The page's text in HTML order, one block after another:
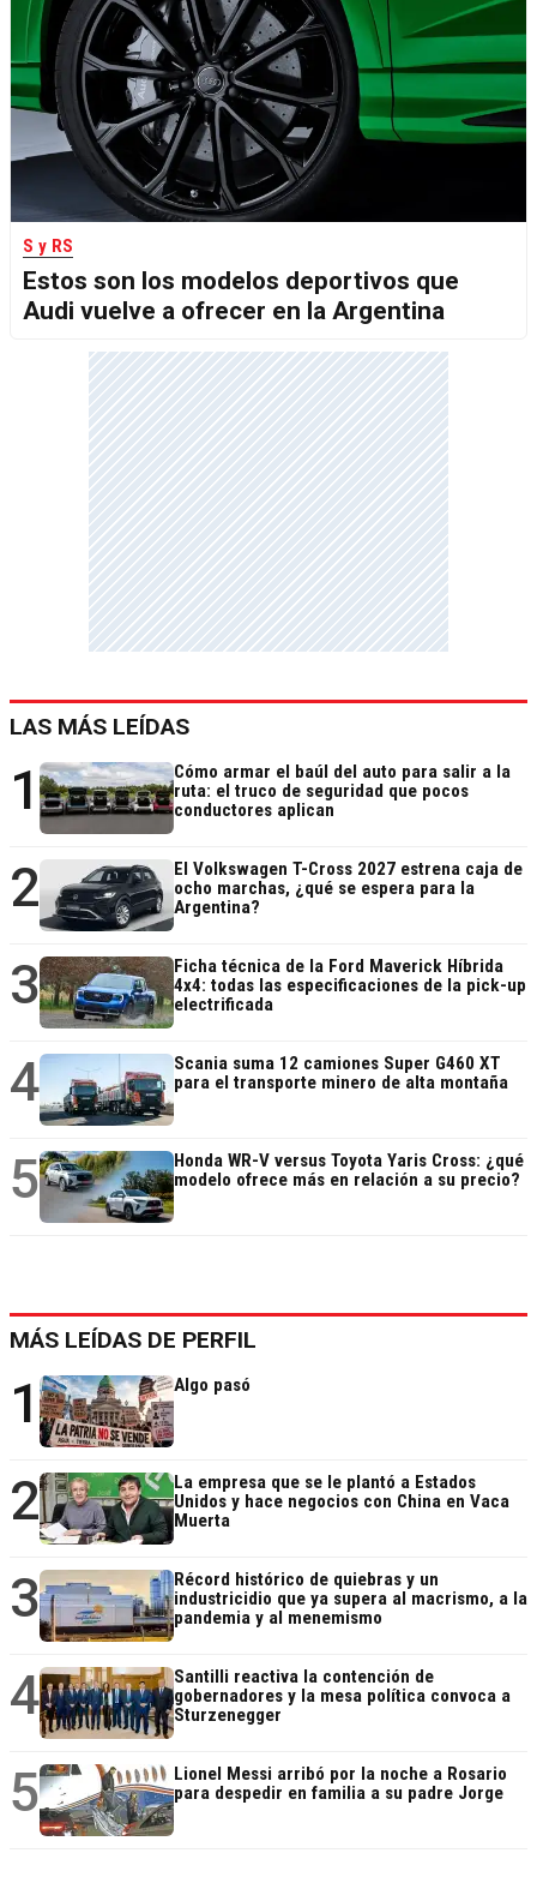
S y RS
Estos son los modelos deportivos que
Audi vuelve a ofrecer en la Argentina
LAS MÁS LEÍDAS
1
Cómo armar el baúl del auto para salir a la
ruta: el truco de seguridad que pocos
conductores aplican
2
El Volkswagen T-Cross 2027 estrena caja de
ocho marchas, ¿qué se espera para la
Argentina?
3
Ficha técnica de la Ford Maverick Híbrida
4x4: todas las especificaciones de la pick-up
electrificada
4
Scania suma 12 camiones Super G460 XT
para el transporte minero de alta montaña
5
Honda WR-V versus Toyota Yaris Cross: ¿qué
modelo ofrece más en relación a su precio?
MÁS LEÍDAS DE PERFIL
1 Algo pasó
2
La empresa que se le plantó a Estados
Unidos y hace negocios con China en Vaca
Muerta
3
Récord histórico de quiebras y un
industricidio que ya supera al macrismo, a la
pandemia y al menemismo
4
Santilli reactiva la contención de
gobernadores y la mesa política convoca a
Sturzenegger
5
Lionel Messi arribó por la noche a Rosario
para despedir en familia a su padre Jorge